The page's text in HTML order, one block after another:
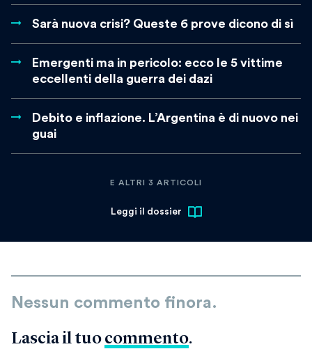
Sarà nuova crisi? Queste 6 prove dicono di sì
Emergenti ma in pericolo: ecco le 5 vittime
eccellenti della guerra dei dazi
Debito e inflazione. L’Argentina è di nuovo nei
guai
E ALTRI 3 ARTICOLI
Leggi il dossier
Nessun commento finora.
Lascia il tuo commento.